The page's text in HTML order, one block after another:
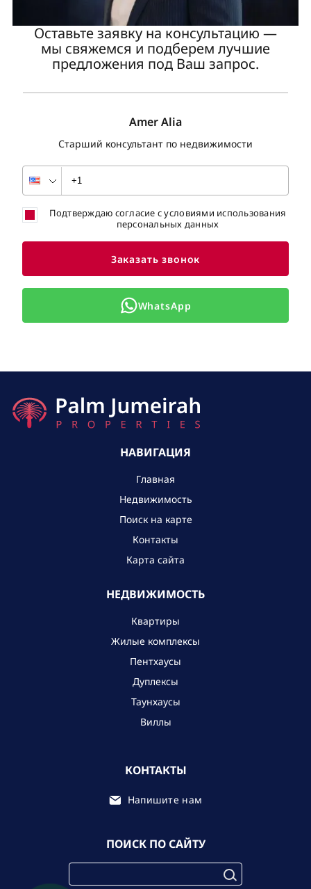
Оставьте заявку на консультацию —
мы свяжемся и подберем лучшие
предложения под Ваш запрос.
Amer Alia
Старший консультант по недвижимости
Подтверждаю согласие с условиями использования
персональных данных
Заказать звонок
WhatsApp
НАВИГАЦИЯ
Главная
Недвижимость
Поиск на карте
Контакты
Карта сайта
НЕДВИЖИМОСТЬ
Квартиры
Жилые комплексы
Пентхаусы
Дуплексы
Таунхаусы
Виллы
КОНТАКТЫ
Напишите нам
ПОИСК ПО САЙТУ